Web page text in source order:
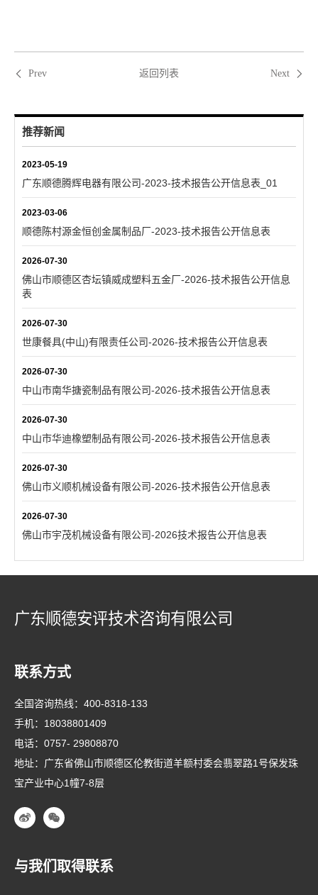
Prev 返回列表 Next
推荐新闻
2023-05-19
广东顺德腾辉电器有限公司-2023-技术报告公开信息表_01
2023-03-06
顺德陈村源金恒创金属制品厂-2023-技术报告公开信息表
2026-07-30
佛山市顺德区杏坛镇威成塑料五金厂-2026-技术报告公开信息
表
2026-07-30
世康餐具(中山)有限责任公司-2026-技术报告公开信息表
2026-07-30
中山市南华搪瓷制品有限公司-2026-技术报告公开信息表
2026-07-30
中山市华迪橡塑制品有限公司-2026-技术报告公开信息表
2026-07-30
佛山市义顺机械设备有限公司-2026-技术报告公开信息表
2026-07-30
佛山市宇茂机械设备有限公司-2026技术报告公开信息表
广东顺德安评技术咨询有限公司
联系方式
全国咨询热线： 400-8318-133
手机： 18038801409
电话： 0757- 29808870
地址：广东省佛山市顺德区伦教街道羊额村委会翡翠路1号保发珠
宝产业中心1幢7-8层
与我们取得联系